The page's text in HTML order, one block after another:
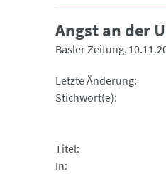
Angst an der
Basler Zeitung
Letzte Änderung
Stichwort(e)
Titel
In